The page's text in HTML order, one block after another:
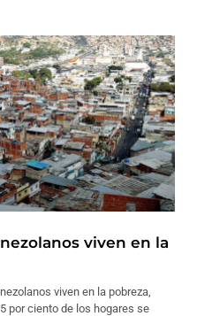
viven en la
viven en la pobreza,
por ciento de los hogares se